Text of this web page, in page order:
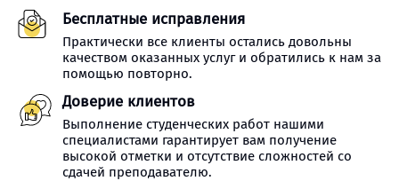
Бесплатные исправления
Практически все клиенты остались довольны
качеством оказанных услуг и обратились к нам за
помощью повторно.
Доверие клиентов
Выполнение студенческих работ нашими
специалистами гарантирует вам получение
высокой отметки и отсутствие сложностей со
сдачей преподавателю.